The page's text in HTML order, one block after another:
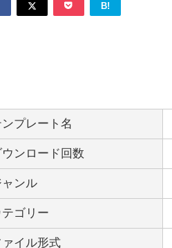
B!
プレート名
ンロード回数
ンル
ゴリー
イル形式